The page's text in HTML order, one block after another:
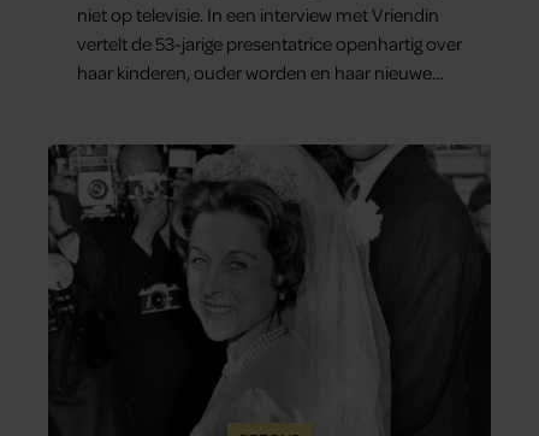
niet op televisie. In een interview met Vriendin
vertelt de 53-jarige presentatrice openhartig over
haar kinderen, ouder worden en haar nieuwe
dag het meest bezighouden.